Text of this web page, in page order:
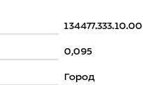
134477.333.10.00
0,095
Город